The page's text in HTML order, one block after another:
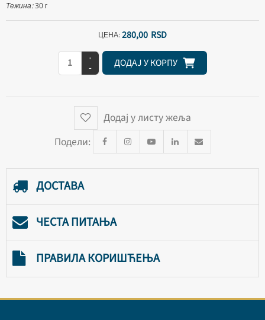
Тежина:30 г
ЦЕНА:280,00 RSD
+
-
Додај у листу жеља
Подели:
ДОСТАВА
ЧЕСТА ПИТАЊА
ПРАВИЛА КОРИШЋЕЊА